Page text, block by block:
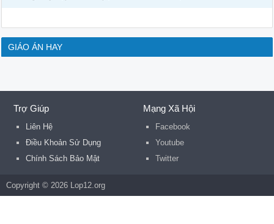
GIÁO ÁN HAY
Trợ Giúp
Liên Hệ
Điều Khoản Sử Dụng
Chính Sách Bảo Mật
Mạng Xã Hội
Facebook
Youtube
Twitter
Copyright © 2026 Lop12.org